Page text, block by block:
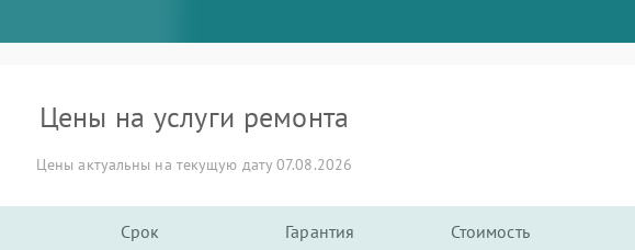
Цены на услуги ремонта
Цены актуальны на текущую дату 07.08.2026
Срок Гарантия Стоимость